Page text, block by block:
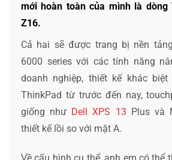
mới hoàn toàn của mình là dòng
Z16.
Cả hai sẽ được trang bị nền
6000 series với các tính năng
doanh nghiệp, thiết kế khác
ThinkPad từ trước đến nay,
giống như Dell XPS 13 Plus và
thiết kế lồi so với mặt A.